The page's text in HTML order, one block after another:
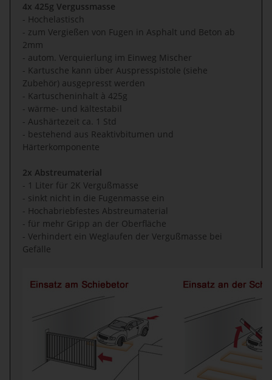
4x 425g Vergussmasse
- Hochelastisch
- zum Vergießen von Fugen in Asphalt und Beton ab
2mm
- autom. Verquierlung im Einweg Mischer
- Kartusche kann über Auspresspistole (siehe
Zubehör) ausgepresst werden
- Kartuscheninhalt à 425g
- wärme- und kältestabil
- Aushärtezeit ca. 1 Std
- bestehend aus Reaktivbitumen und
Härterkomponente
2x Abstreumaterial
- 1 Liter für 2K Vergußmasse
- sinkt nicht in die Fugenmasse ein
- Hochabriebfestes Abstreumaterial
- für mehr Gripp an der Oberfläche
- Verhindert ein Weglaufen der Vergußmasse bei
Gefälle